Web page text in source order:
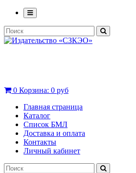
0 Корзина: 0 руб
Главная страница
Каталог
Список БМЛ
Доставка и оплата
Контакты
Личный кабинет